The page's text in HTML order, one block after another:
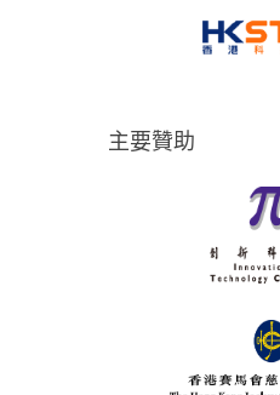
主要贊助